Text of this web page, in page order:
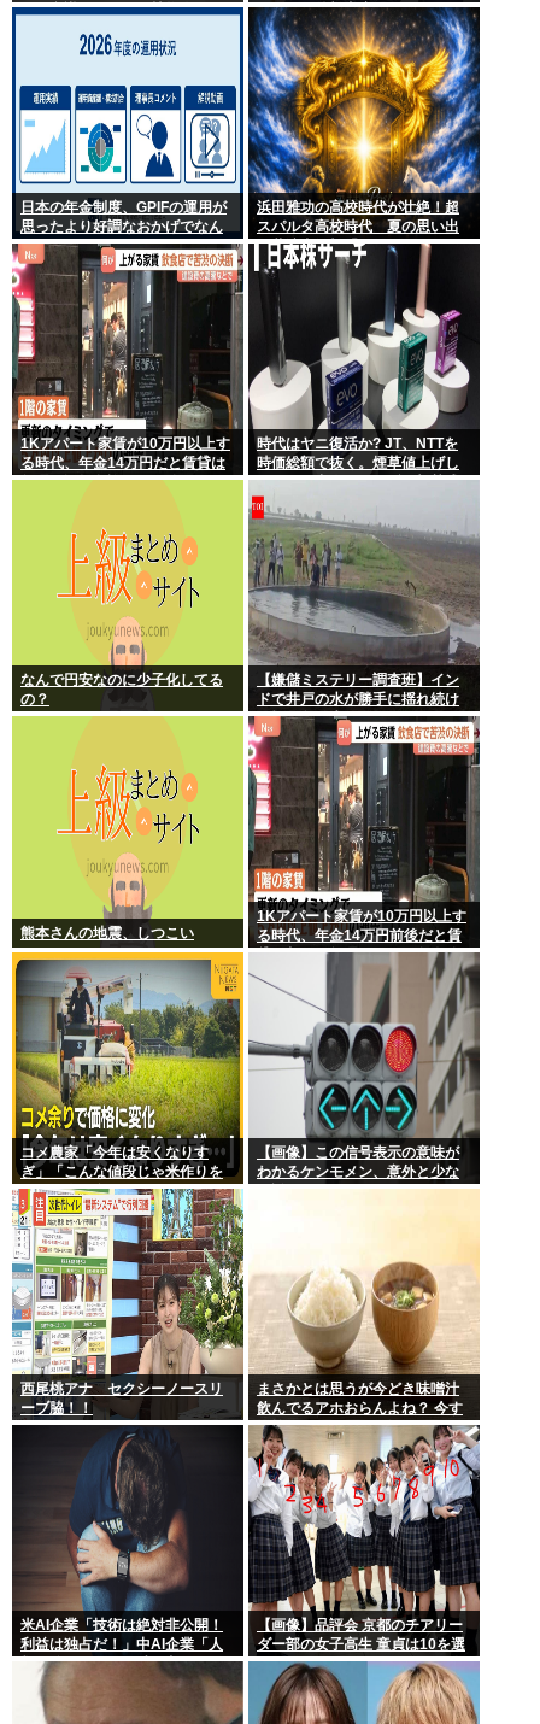
され意識はあるのに植物人間に
尽くした後部座席でたばこを吸
うのが至福の時間か どんどん延
びる乗車時間
日本の年金制度、GPIFの運用が
思ったより好調なおかげでなん
とかなりそう
浜田雅功の高校時代が壮絶！超
スパルタ高校時代 夏の思い出
に共演者衝撃「ええ？」
1Kアパート家賃が10万円以上す
る時代、年金14万円だと賃貸は
無理、運転免許もなく移住も困
時代はヤニ復活か? JT、NTTを
時価総額で抜く。煙草値上げし
てもヤニ中人口へらずに加熱式
煙草のシュアのびる
なんで円安なのに少子化してる
の？
【嫌儲ミステリー調査班】イン
ドで井戸の水が勝手に揺れ続け
る怪現象発生。しかも5日経って
も止まらない
熊本さんの地震、しつこい
1Kアパート家賃が10万円以上す
る時代、年金14万円前後だと賃
貸の都民は無理じゃね？ 運転免
許もなく移住も無理じゃね？
コメ農家「今年は安くなりす
ぎ」「こんな値段じゃ米作りを
やめる人も多くなるんじゃない
かな?」
【画像】この信号表示の意味が
わかるケンモメン、意外と少な
西尾桃アナ セクシーノースリ
ーブ脇！！
まさかとは思うが今どき味噌汁
飲んでるアホおらんよね？ 今す
ぐ捨てろ！死んでも知らんぞ！⚰
米AI企業「技術は絶対非公開！
利益は独占だ！」中AI企業「人
類に公開します、独り占めなん
て罰が当たる」これ
【画像】品評会 京都のチアリー
ダー部の女子高生 童貞は10を選
ぶらしい